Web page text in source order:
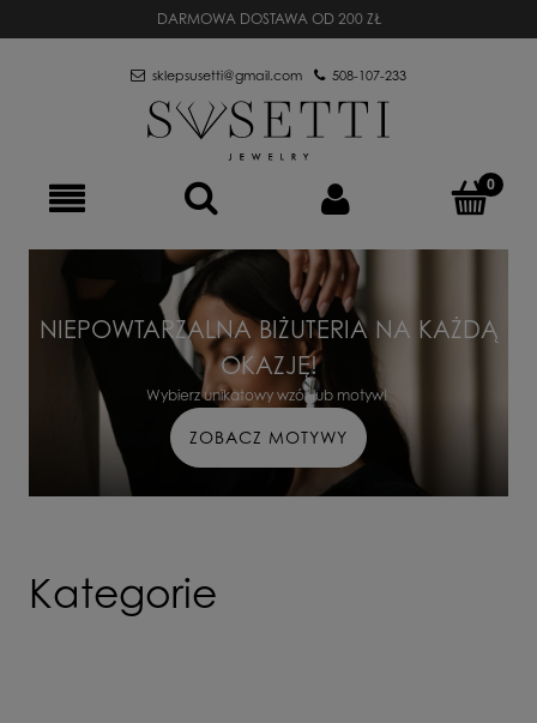
DARMOWA DOSTAWA OD 200 ZŁ
sklepsusetti@gmail.com 508-107-233
NIEPOWTARZALNA BIŻUTERIA NA KAŻDĄ
OKAZJĘ!
Wybierz unikatowy wzór lub motyw!
ZOBACZ MOTYWY
Kategorie